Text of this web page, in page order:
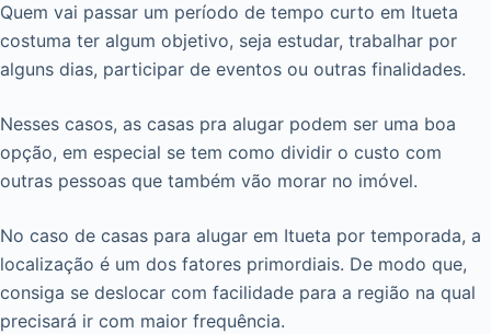
Quem vai passar um período de tempo curto em Itueta
costuma ter algum objetivo, seja estudar, trabalhar por
alguns dias, participar de eventos ou outras finalidades.
Nesses casos, as casas pra alugar podem ser uma boa
opção, em especial se tem como dividir o custo com
outras pessoas que também vão morar no imóvel.
No caso de casas para alugar em Itueta por temporada, a
localização é um dos fatores primordiais. De modo que,
consiga se deslocar com facilidade para a região na qual
precisará ir com maior frequência.